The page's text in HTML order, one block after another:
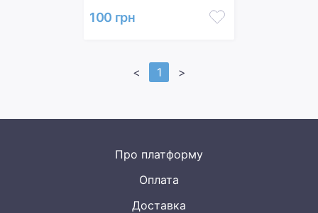
100 грн
< 1 >
Про платформу
Оплата
Доставка